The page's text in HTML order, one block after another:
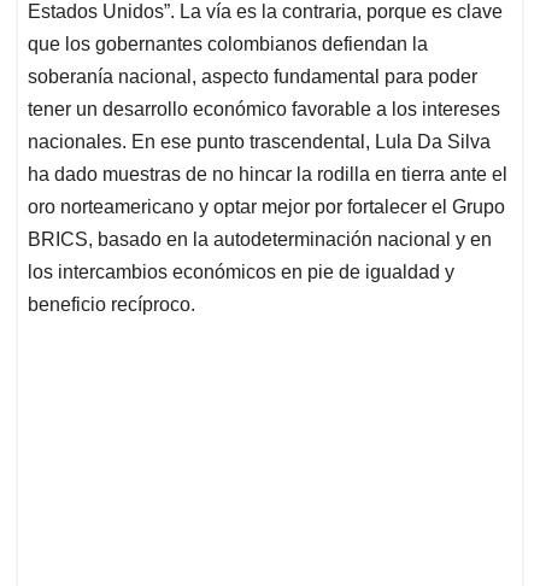
Estados Unidos”. La vía es la contraria, porque es clave
que los gobernantes colombianos defiendan la
soberanía nacional, aspecto fundamental para poder
tener un desarrollo económico favorable a los intereses
nacionales. En ese punto trascendental, Lula Da Silva
ha dado muestras de no hincar la rodilla en tierra ante el
oro norteamericano y optar mejor por fortalecer el Grupo
BRICS, basado en la autodeterminación nacional y en
los intercambios económicos en pie de igualdad y
beneficio recíproco.